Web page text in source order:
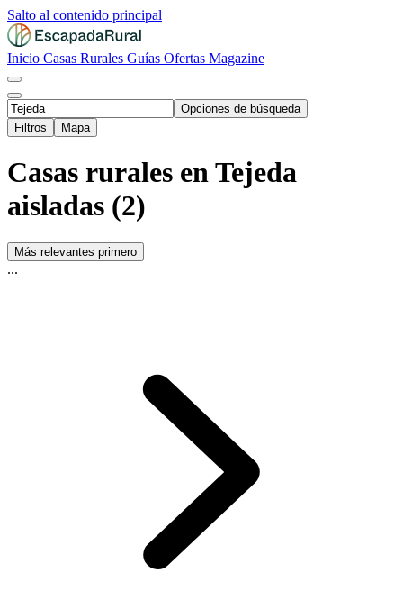
Salto al contenido principal
Inicio Casas Rurales Guías Ofertas Magazine
Opciones de búsqueda
Filtros
Mapa
Casas rurales en Tejeda
aisladas (2)
Más relevantes primero
...